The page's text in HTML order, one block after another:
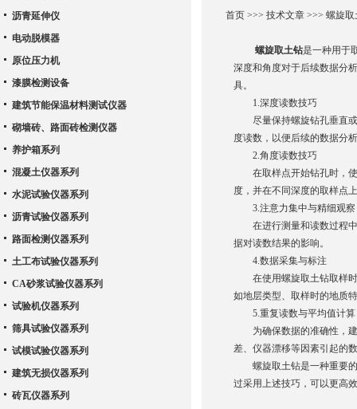
首页>>> 技术文章>>> 螺旋取
螺旋取土钻是一种用于
深度和角度对于后续数据分
具。
1.深度读数技巧
尽量保持螺旋钻孔垂直或
度读数，以便后续的数据分
2.角度读数技巧
在取样点开始钻孔时，使
度，并在不同深度的取样点
3.注意力集中与精细观察
在进行测量和读数过程中
据对读数结果的影响。
4.数据采集与标注
在使用螺旋取土钻取样时
如地层类型、取样时的地质
5.重复读数与平均值计算
为确保数据的准确性，建
差、仪器漂移等因素引起的
螺旋取土钻是一种重要的
过采用上述技巧，可以更高
沥青延伸仪
电动脱模器
原位压力机
漆膜检测设备
建筑节能保温材料测试仪器
砌墙砖、路面砖检测仪器
养护箱系列
混凝土仪器系列
水泥试验仪器系列
沥青试验仪器系列
路面检测仪器系列
土工布试验仪器系列
CA砂浆试验仪器系列
试验机仪器系列
筛具试验仪器系列
试模试验仪器系列
建筑无损仪器系列
砖瓦仪器系列